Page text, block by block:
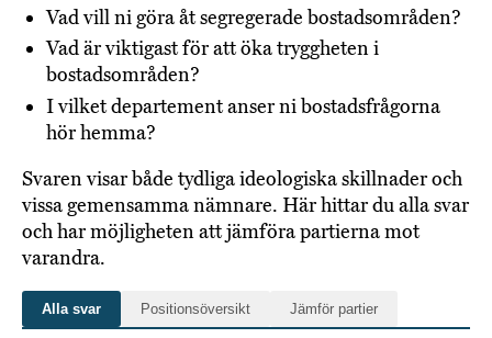
Vad vill ni göra åt segregerade bostadsområden?
Vad är viktigast för att öka tryggheten i
bostadsområden?
I vilket departement anser ni bostadsfrågorna
hör hemma?
Svaren visar både tydliga ideologiska skillnader och
vissa gemensamma nämnare. Här hittar du alla svar
och har möjligheten att jämföra partierna mot
varandra.
Alla svar Positionsöversikt Jämför partier